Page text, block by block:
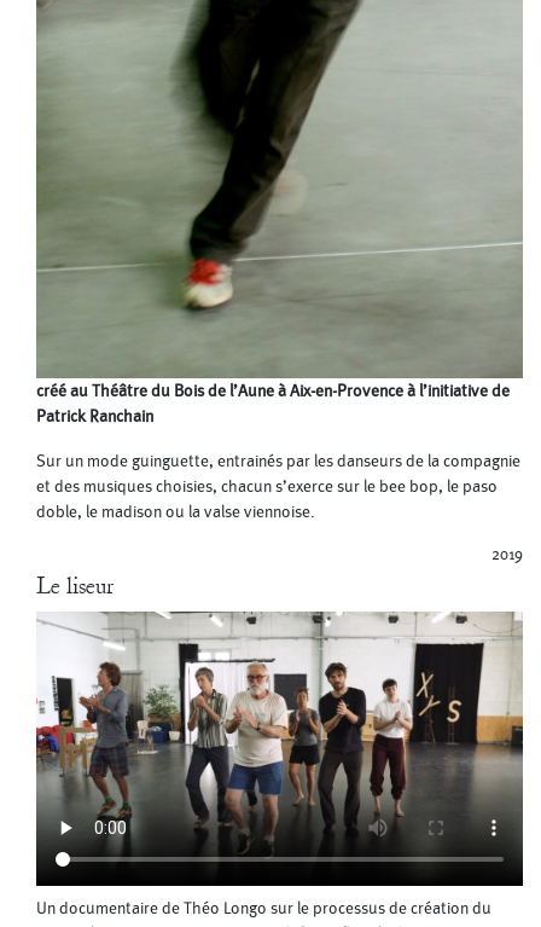
créé au Théâtre du Bois de l’Aune à Aix-en-Provence à l’initiative de
Patrick Ranchain
Sur un mode guinguette, entrainés par les danseurs de la compagnie
et des musiques choisies, chacun s’exerce sur le bee bop, le paso
doble, le madison ou la valse viennoise.
2019
Le liseur
Un documentaire de Théo Longo sur le processus de création du